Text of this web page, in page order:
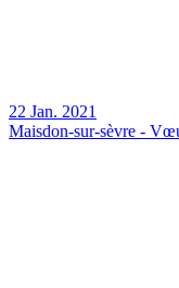
22 Jan. 2021
Maisdon-sur-sèvre -